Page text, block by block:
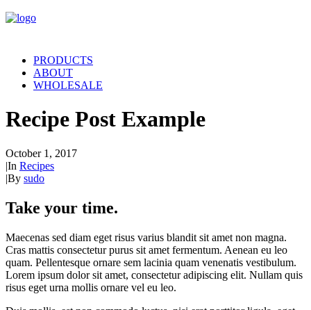
PRODUCTS
ABOUT
WHOLESALE
Recipe Post Example
October 1, 2017
|In Recipes
|By sudo
Take your time.
Maecenas sed diam eget risus varius blandit sit amet non magna.
Cras mattis consectetur purus sit amet fermentum. Aenean eu leo
quam. Pellentesque ornare sem lacinia quam venenatis vestibulum.
Lorem ipsum dolor sit amet, consectetur adipiscing elit. Nullam quis
risus eget urna mollis ornare vel eu leo.